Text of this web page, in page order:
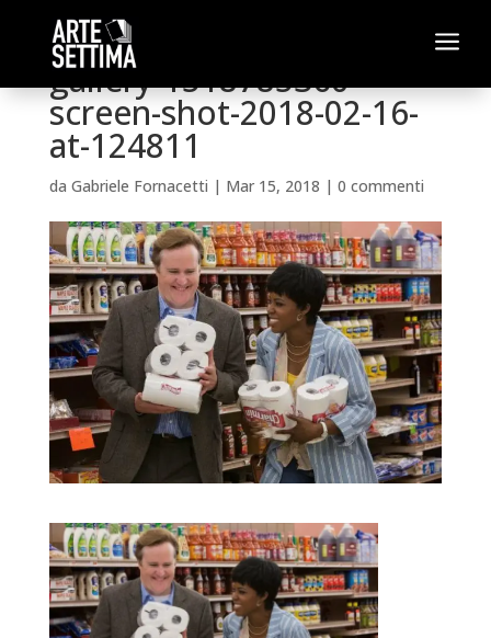
a
gallery-1518785360-
screen-shot-2018-02-16-
at-124811
da Gabriele Fornacetti | Mar 15, 2018 | 0 commenti